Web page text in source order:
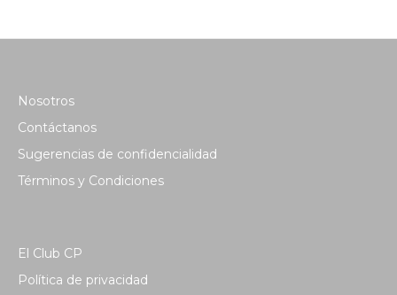
Nosotros
Contáctanos
Sugerencias de confidencialidad
Términos y Condiciones
El Club CP
Política de privacidad